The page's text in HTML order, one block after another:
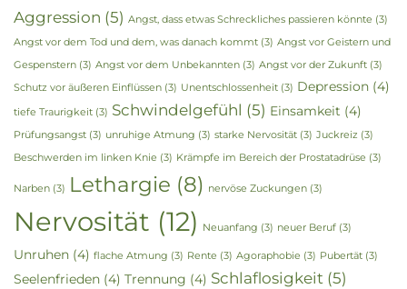
Aggression (5) Angst, dass etwas Schreckliches passieren könnte (3)
Angst vor dem Tod und dem, was danach kommt (3) Angst vor Geistern und
Gespenstern (3) Angst vor dem Unbekannten (3) Angst vor der Zukunft (3)
Schutz vor äußeren Einflüssen (3) Unentschlossenheit (3) Depression (4)
tiefe Traurigkeit (3) Schwindelgefühl (5) Einsamkeit (4)
Prüfungsangst (3) unruhige Atmung (3) starke Nervosität (3) Juckreiz (3)
Beschwerden im linken Knie (3) Krämpfe im Bereich der Prostatadrüse (3)
Narben (3) Lethargie (8) nervöse Zuckungen (3)
Nervosität (12) Neuanfang (3) neuer Beruf (3)
Unruhen (4) flache Atmung (3) Rente (3) Agoraphobie (3) Pubertät (3)
Seelenfrieden (4) Trennung (4) Schlaflosigkeit (5)